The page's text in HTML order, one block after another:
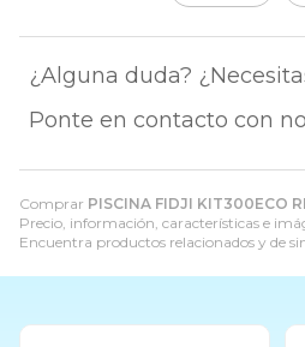
Comprar PISCINA FIDJI KIT300ECO
Precio, información, características e
Encuentra productos relacionados y de
¿Alguna duda?
Ponte en contacto con